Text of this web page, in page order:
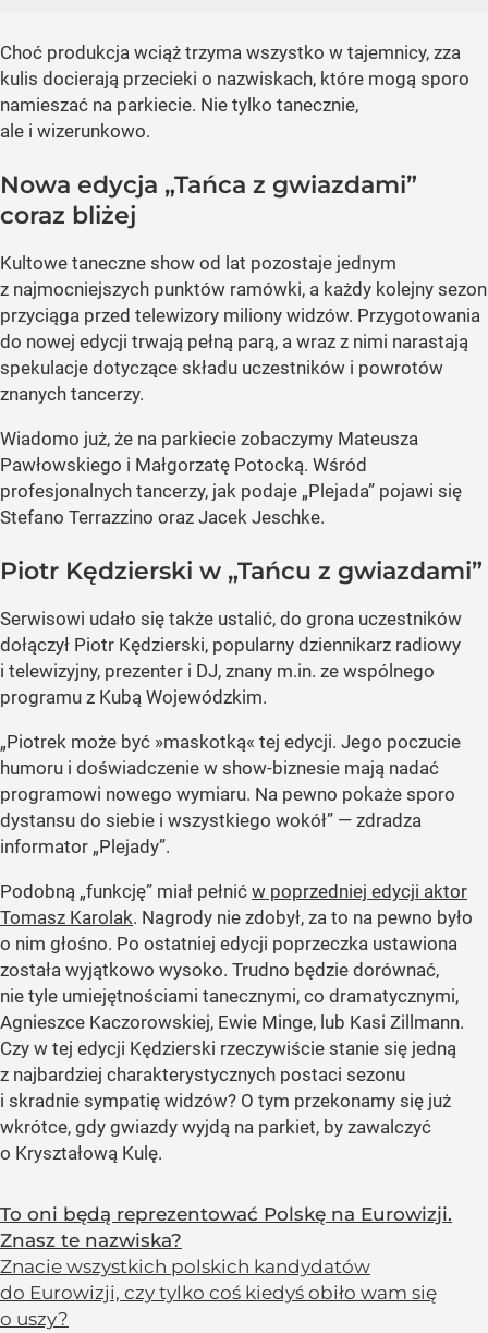
Choć produkcja wciąż trzyma wszystko w tajemnicy, zza
kulis docierają przecieki o nazwiskach, które mogą sporo
namieszać na parkiecie. Nie tylko tanecznie,
ale i wizerunkowo.
Nowa edycja „Tańca z gwiazdami”
coraz bliżej
Kultowe taneczne show od lat pozostaje jednym
z najmocniejszych punktów ramówki, a każdy kolejny sezon
przyciąga przed telewizory miliony widzów. Przygotowania
do nowej edycji trwają pełną parą, a wraz z nimi narastają
spekulacje dotyczące składu uczestników i powrotów
znanych tancerzy.
Wiadomo już, że na parkiecie zobaczymy Mateusza
Pawłowskiego i Małgorzatę Potocką. Wśród
profesjonalnych tancerzy, jak podaje „Plejada” pojawi się
Stefano Terrazzino oraz Jacek Jeschke.
Piotr Kędzierski w „Tańcu z gwiazdami”
Serwisowi udało się także ustalić, do grona uczestników
dołączył Piotr Kędzierski, popularny dziennikarz radiowy
i telewizyjny, prezenter i DJ, znany m.in. ze wspólnego
programu z Kubą Wojewódzkim.
„Piotrek może być »maskotką« tej edycji. Jego poczucie
humoru i doświadczenie w show-biznesie mają nadać
programowi nowego wymiaru. Na pewno pokaże sporo
dystansu do siebie i wszystkiego wokół” — zdradza
informator „Plejady”.
Podobną „funkcję” miał pełnić w poprzedniej edycji aktor
Tomasz Karolak. Nagrody nie zdobył, za to na pewno było
o nim głośno. Po ostatniej edycji poprzeczka ustawiona
została wyjątkowo wysoko. Trudno będzie dorównać,
nie tyle umiejętnościami tanecznymi, co dramatycznymi,
Agnieszce Kaczorowskiej, Ewie Minge, lub Kasi Zillmann.
Czy w tej edycji Kędzierski rzeczywiście stanie się jedną
z najbardziej charakterystycznych postaci sezonu
i skradnie sympatię widzów? O tym przekonamy się już
wkrótce, gdy gwiazdy wyjdą na parkiet, by zawalczyć
o Kryształową Kulę.
To oni będą reprezentować Polskę na Eurowizji.
Znasz te nazwiska?
Znacie wszystkich polskich kandydatów
do Eurowizji, czy tylko coś kiedyś obiło wam się
o uszy?